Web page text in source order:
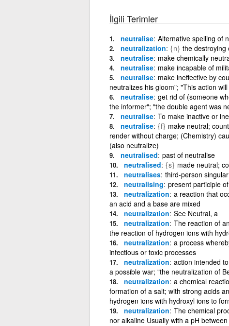
İlgili Terimler
neutralise Alternative spelling of
neutralization {n} the destroying
neutralise make chemically
neutralise make incapable of
neutralise make ineffective by
neutralizes his gloom"; "This action
neutralise get rid of (someone
the informer"; "the double agent was
neutralise To make inactive or
neutralise {f} make neutral;
render without charge; (Chemistry)
(also neutralize)
neutralised past of neutralise
neutralised {s} made neutral;
neutralises third-person
neutralising present participle
neutralization a reaction that
an acid and a base are mixed
neutralization See Neutral, a
neutralization The reaction of
the reaction of hydrogen ions with
neutralization a process
infectious or toxic processes
neutralization action intended
a possible war; "the neutralization of
neutralization a chemical
formation of a salt; with strong acids
hydrogen ions with hydroxyl ions to
neutralization The chemical
nor alkaline Usually with a pH